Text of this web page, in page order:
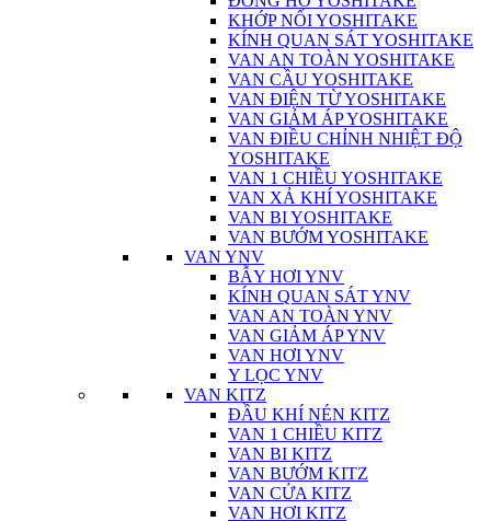
KHỚP NỐI YOSHITAKE
KÍNH QUAN SÁT YOSHITAKE
VAN AN TOÀN YOSHITAKE
VAN CẦU YOSHITAKE
VAN ĐIỆN TỪ YOSHITAKE
VAN GIẢM ÁP YOSHITAKE
VAN ĐIỀU CHỈNH NHIỆT ĐỘ
YOSHITAKE
VAN 1 CHIỀU YOSHITAKE
VAN XẢ KHÍ YOSHITAKE
VAN BI YOSHITAKE
VAN BƯỚM YOSHITAKE
VAN YNV
BẪY HƠI YNV
KÍNH QUAN SÁT YNV
VAN AN TOÀN YNV
VAN GIẢM ÁP YNV
VAN HƠI YNV
Y LỌC YNV
VAN KITZ
ĐẦU KHÍ NÉN KITZ
VAN 1 CHIỀU KITZ
VAN BI KITZ
VAN BƯỚM KITZ
VAN CỬA KITZ
VAN HƠI KITZ